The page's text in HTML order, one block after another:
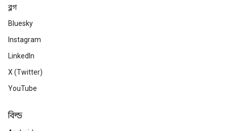
ব্লগ
Bluesky
Instagram
LinkedIn
X (Twitter)
YouTube
বিল্ড